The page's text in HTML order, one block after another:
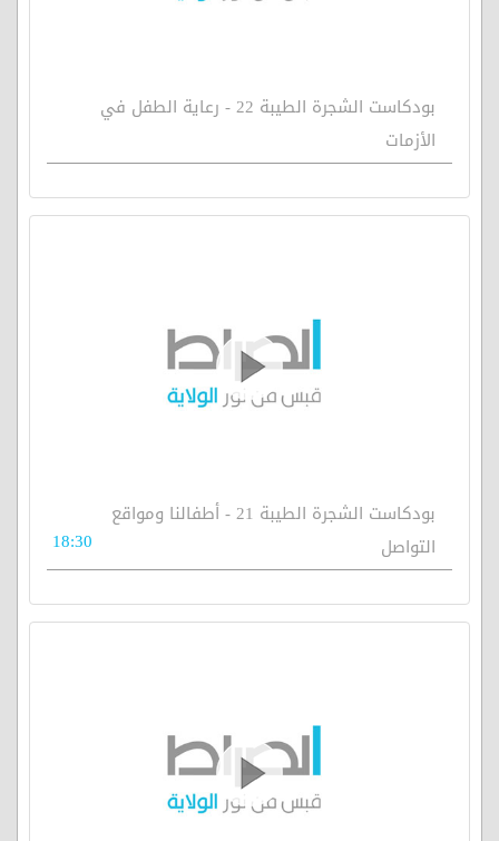
بودكاست الشجرة الطيبة 22 - رعاية الطفل في
الأزمات
بودكاست الشجرة الطيبة 21 - أطفالنا ومواقع
التواصل
18:30